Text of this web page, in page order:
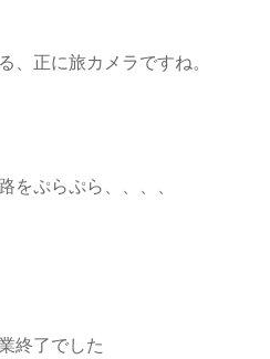
、正に旅カメラですね。
をぷらぷら、、、、
終了でした